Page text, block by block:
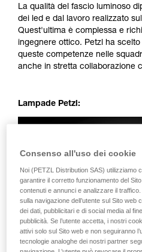
La qualità del fascio luminoso
dei led e dal lavoro realizzato
Quest'ultima è complessa e
ingegnere ottico. Petzl ha
queste competenze nelle
anche in stretta collaborazione
Lampade Petzl:
Consenso all'uso dei cookie
Noi (PETZL Distribution SAS) utilizziamo
garantire il corretto funzionamento del
contenuti e annunci e analizzare il
sulla navigazione dell’utente sul Sito
dei dati, pubblicitari e di social media al
pubblicità. Se l’utente accetta, i nostri
attivi solo sul Sito web e non seguiranno
tecnologie analoghe dei nostri partner